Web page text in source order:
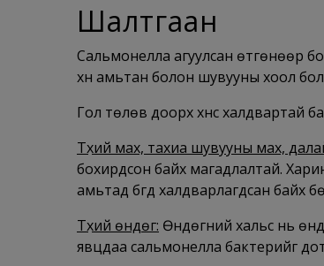
Шалтгаан
Сальмонелла агуулсан өтгөнөөр
хүн амьтан болон шувууны хоол
Гол төлөв доорх хүнс халдвартай
Түүхий мах, тахиа шувууны мах,
бохирдсон байх магадлалтай.
амьтад бүгд халдварлагдсан байх
Түүхий өндөг: Өндөгний хальс нь
явцдаа сальмонелла бактерийг